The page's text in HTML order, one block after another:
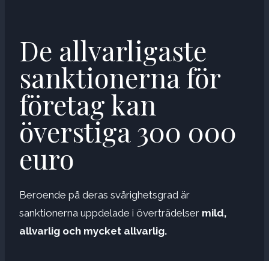
De allvarligaste
sanktionerna för
företag kan
överstiga 300 000
euro
Beroende på deras svårighetsgrad är
sanktionerna uppdelade i överträdelser mild,
allvarlig och mycket allvarlig.